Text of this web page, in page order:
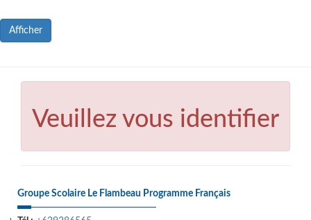
Afficher
Veuillez vous identifier
Groupe Scolaire Le Flambeau Programme Français